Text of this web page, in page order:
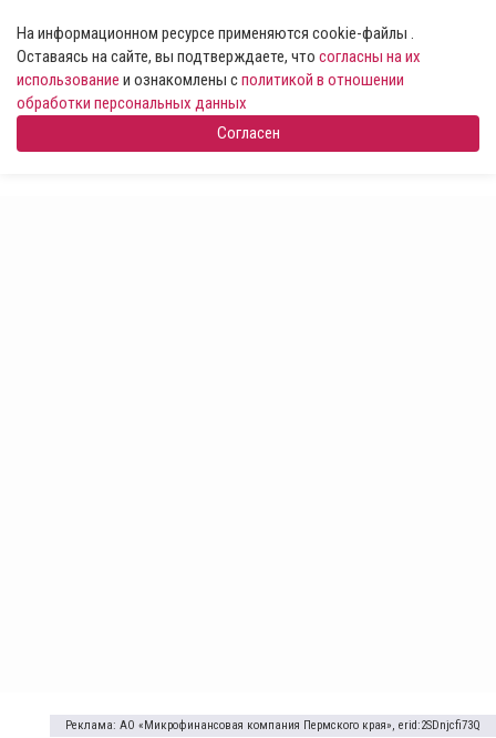
На информационном ресурсе применяются cookie-файлы .
Оставаясь на сайте, вы подтверждаете, что согласны на их
использование и ознакомлены сполитикой в отношении
обработки персональных данных
Согласен
Реклама: АО «Микрофинансовая компания Пермского края», erid:2SDnjcfi73Q